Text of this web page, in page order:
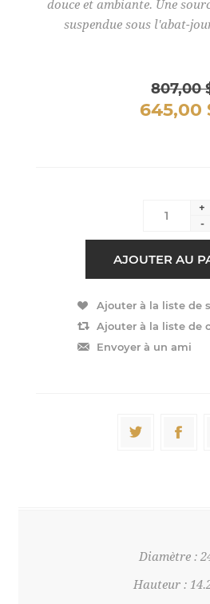
douce et ambiante. Une
suspendue sous l'abat-
807,00
645,00
+
-
Diamètre :
Hauteur :